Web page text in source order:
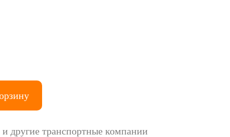
другие транспортные компании